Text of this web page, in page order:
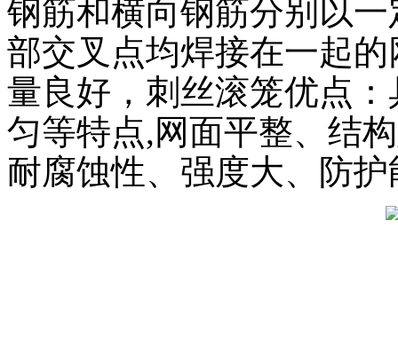
钢筋和横向钢筋分别以
部交叉点均焊接在一起
量良好，刺丝滚笼优点
匀等特点,网面平整、结
耐腐蚀性、强度大、防